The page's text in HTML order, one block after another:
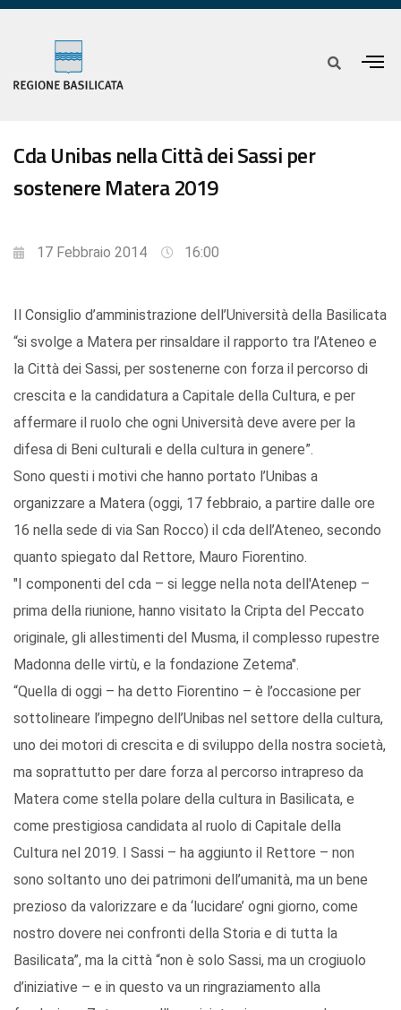
Cda Unibas nella Città dei Sassi per
sostenere Matera 2019
17 Febbraio 2014 16:00
Il Consiglio d’amministrazione dell’Università della Basilicata
“si svolge a Matera per rinsaldare il rapporto tra l’Ateneo e
la Città dei Sassi, per sostenerne con forza il percorso di
crescita e la candidatura a Capitale della Cultura, e per
affermare il ruolo che ogni Università deve avere per la
difesa di Beni culturali e della cultura in genere”.
Sono questi i motivi che hanno portato l’Unibas a
organizzare a Matera (oggi, 17 febbraio, a partire dalle ore
16 nella sede di via San Rocco) il cda dell’Ateneo, secondo
quanto spiegato dal Rettore, Mauro Fiorentino.
"I componenti del cda – si legge nella nota dell'Atenep –
prima della riunione, hanno visitato la Cripta del Peccato
originale, gli allestimenti del Musma, il complesso rupestre
Madonna delle virtù, e la fondazione Zetema".
“Quella di oggi – ha detto Fiorentino – è l’occasione per
sottolineare l’impegno dell’Unibas nel settore della cultura,
uno dei motori di crescita e di sviluppo della nostra società,
ma soprattutto per dare forza al percorso intrapreso da
Matera come stella polare della cultura in Basilicata, e
come prestigiosa candidata al ruolo di Capitale della
Cultura nel 2019. I Sassi – ha aggiunto il Rettore – non
sono soltanto uno dei patrimoni dell’umanità, ma un bene
prezioso da valorizzare e da ‘lucidare’ ogni giorno, come
nostro dovere nei confronti della Storia e di tutta la
Basilicata”, ma la città “non è solo Sassi, ma un crogiuolo
d’iniziative – e in questo va un ringraziamento alla